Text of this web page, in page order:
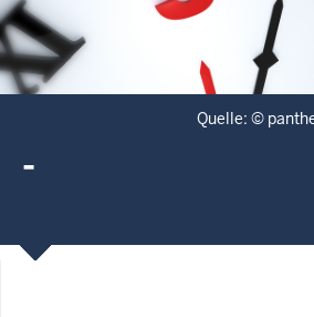
Quelle: ©
-